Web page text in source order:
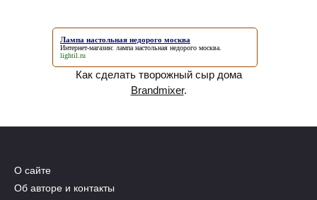
Лампа настольная недорого москва
Интернет-магазин: лампа настольная недорого москва
lightil.ru
Как сделать творожный сыр дома
Brandmixer.
О сайте
Об авторе и контакты